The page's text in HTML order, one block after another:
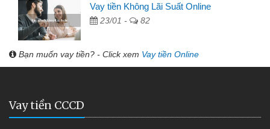
Vay tiền Không Lãi Suất Online
23/01 - 82
Bạn muốn vay tiền? - Click xem Vay tiền Online
Vay tiền CCCD